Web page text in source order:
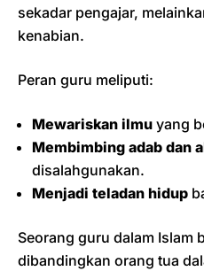
sekadar pengajar,
kenabian.
Peran guru meliputi:
Mewariskan ilmu yang
Membimbing adab dan
disalahgunakan.
Menjadi teladan hidup
Seorang guru dalam Islam
dibandingkan orang tua